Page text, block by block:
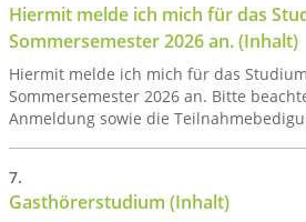
Hiermit melde ich mich für das
Sommersemester 2026 an. (Inhalt)
Hiermit melde ich mich für das
Sommersemester 2026 an. Bitte
Anmeldung sowie die
Gasthörerstudium (Inhalt)